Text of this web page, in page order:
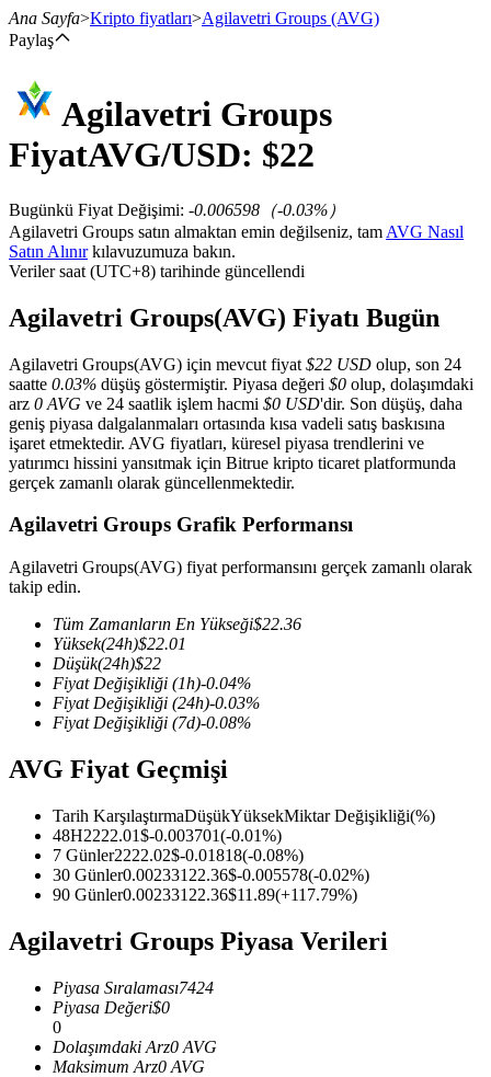
Vadeli İşlemler
USDT Vadeli İşlemleri
Teminat olarak USDT kullanan vadeli işlemler
COIN-M Vadeli İşlemleri
Kripto Para Vadeli İşlemleri
TradFi
USDC'yi teminat olarak kullanan vadeli işlemler
Ana Sayfa>Kripto fiyatları>Agilavetri Groups (AVG)
Paylaş
Agilavetri Groups
FiyatAVG/USD: $22
Bugünkü Fiyat Değişimi: -0.006598 （-0.03%）
Agilavetri Groups satın almaktan emin değilseniz, tam AVG Nasıl
Satın Alınırkılavuzumuza bakın.
Veriler saat (UTC+8) tarihinde güncellendi
Agilavetri Groups(AVG) Fiyatı Bugün
Agilavetri Groups(AVG) için mevcut fiyat $22 USD olup, son 24
saatte 0.03% düşüş göstermiştir. Piyasa değeri $0 olup, dolaşımdaki
arz 0 AVG ve 24 saatlik işlem hacmi $0 USD'dir. Son düşüş, daha
geniş piyasa dalgalanmaları ortasında kısa vadeli satış baskısına
işaret etmektedir. AVG fiyatları, küresel piyasa trendlerini ve
yatırımcı hissini yansıtmak için Bitrue kripto ticaret platformunda
gerçek zamanlı olarak güncellenmektedir.
Agilavetri Groups Grafik Performansı
Agilavetri Groups(AVG) fiyat performansını gerçek zamanlı olarak
takip edin.
Tüm Zamanların En Yükseği$22.36
Yüksek(24h)$22.01
Düşük(24h)$22
Fiyat Değişikliği (1h)-0.04%
Fiyat Değişikliği (24h)-0.03%
Fiyat Değişikliği (7d)-0.08%
AVG Fiyat Geçmişi
Tarih KarşılaştırmaDüşükYüksekMiktar Değişikliği(%)
48H2222.01$-0.003701(-0.01%)
7 Günler2222.02$-0.01818(-0.08%)
30 Günler0.002331 22.36$-0.005578(-0.02%)
90 Günler0.002331 22.36$11.89(+117.79%)
Agilavetri Groups Piyasa Verileri
Piyasa Sıralaması7424
Piyasa Değeri$0
0
Dolaşımdaki Arz0 AVG
Maksimum Arz0 AVG